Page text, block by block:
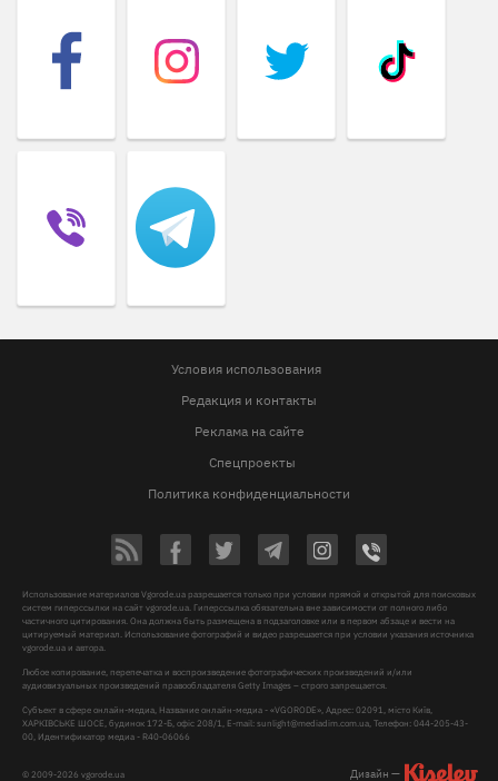
Условия использования
Редакция и контакты
Реклама на сайте
Спецпроекты
Политика конфиденциальности
© 2009-2026 vgorode.ua
Использование материалов Vgorode.ua разрешается только при условии прямой и открытой для поисковых
систем гиперссылки на сайт vgorode.ua. Гиперссылка обязательна вне зависимости от полного либо
частичного цитирования. Она должна быть размещена в подзаголовке или в первом абзаце и вести на
цитируемый материал. Использование фотографий и видео разрешается при условии указания источника
vgorode.ua и автора.
Любое копирование, перепечатка и воспроизведение фотографических произведений и/или
аудиовизуальных произведений правообладателя Getty Images – строго запрещается.
Субъект в сфере онлайн-медиа, Название онлайн-медиа - «VGORODE», Адрес: 02091, місто Київ,
ХАРКІВСЬКЕ ШОСЕ, будинок 172-Б, офіс 208/1, E-mail:sunlight@mediadim.com.ua , Телефон: 044-205-43-
00, Идентификатор медиа - R40-06066
Дизайн —